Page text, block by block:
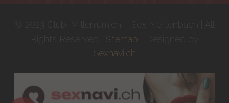
Sitemap
Sexnavi.ch